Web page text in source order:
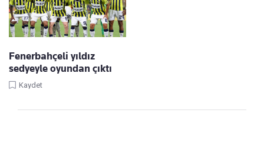
Fenerbahçeli yıldız
sedyeyle oyundan çıktı
Kaydet